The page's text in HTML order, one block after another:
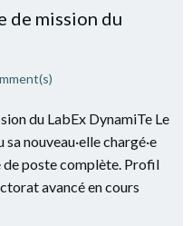
de mission du
du LabEx DynamiTe Le
nouveau·elle chargé·e
de poste complète. Profil
avancé en cours